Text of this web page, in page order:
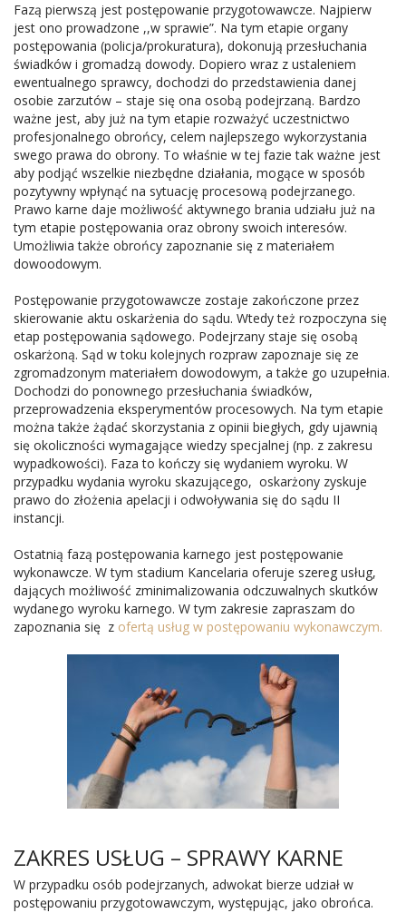
Fazą pierwszą jest postępowanie przygotowawcze. Najpierw
jest ono prowadzone ,,w sprawie”. Na tym etapie organy
postępowania (policja/prokuratura), dokonują przesłuchania
świadków i gromadzą dowody. Dopiero wraz z ustaleniem
ewentualnego sprawcy, dochodzi do przedstawienia danej
osobie zarzutów – staje się ona osobą podejrzaną. Bardzo
ważne jest, aby już na tym etapie rozważyć uczestnictwo
profesjonalnego obrońcy, celem najlepszego wykorzystania
swego prawa do obrony. To właśnie w tej fazie tak ważne jest
aby podjąć wszelkie niezbędne działania, mogące w sposób
pozytywny wpłynąć na sytuację procesową podejrzanego.
Prawo karne daje możliwość aktywnego brania udziału już na
tym etapie postępowania oraz obrony swoich interesów.
Umożliwia także obrońcy zapoznanie się z materiałem
dowoodowym.
Postępowanie przygotowawcze zostaje zakończone przez
skierowanie aktu oskarżenia do sądu. Wtedy też rozpoczyna się
etap postępowania sądowego. Podejrzany staje się osobą
oskarżoną. Sąd w toku kolejnych rozpraw zapoznaje się ze
zgromadzonym materiałem dowodowym, a także go uzupełnia.
Dochodzi do ponownego przesłuchania świadków,
przeprowadzenia eksperymentów procesowych. Na tym etapie
można także żądać skorzystania z opinii biegłych, gdy ujawnią
się okoliczności wymagające wiedzy specjalnej (np. z zakresu
wypadkowości). Faza to kończy się wydaniem wyroku. W
przypadku wydania wyroku skazującego, oskarżony zyskuje
prawo do złożenia apelacji i odwoływania się do sądu II
instancji.
Ostatnią fazą postępowania karnego jest postępowanie
wykonawcze. W tym stadium Kancelaria oferuje szereg usług,
dających możliwość zminimalizowania odczuwalnych skutków
wydanego wyroku karnego. W tym zakresie zapraszam do
zapoznania się z ofertą usług w postępowaniu wykonawczym.
ZAKRES USŁUG – SPRAWY KARNE
W przypadku osób podejrzanych, adwokat bierze udział w
postępowaniu przygotowawczym, występując, jako obrońca.